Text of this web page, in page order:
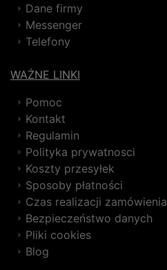
Dane firmy
Messenger
Telefony
WAŻNE LINKI
Pomoc
Kontakt
Regulamin
Polityka prywatnosci
Koszty przesyłek
Sposoby płatności
Czas realizacji zamówienia
Bezpieczeństwo danych
Pliki cookies
Blog